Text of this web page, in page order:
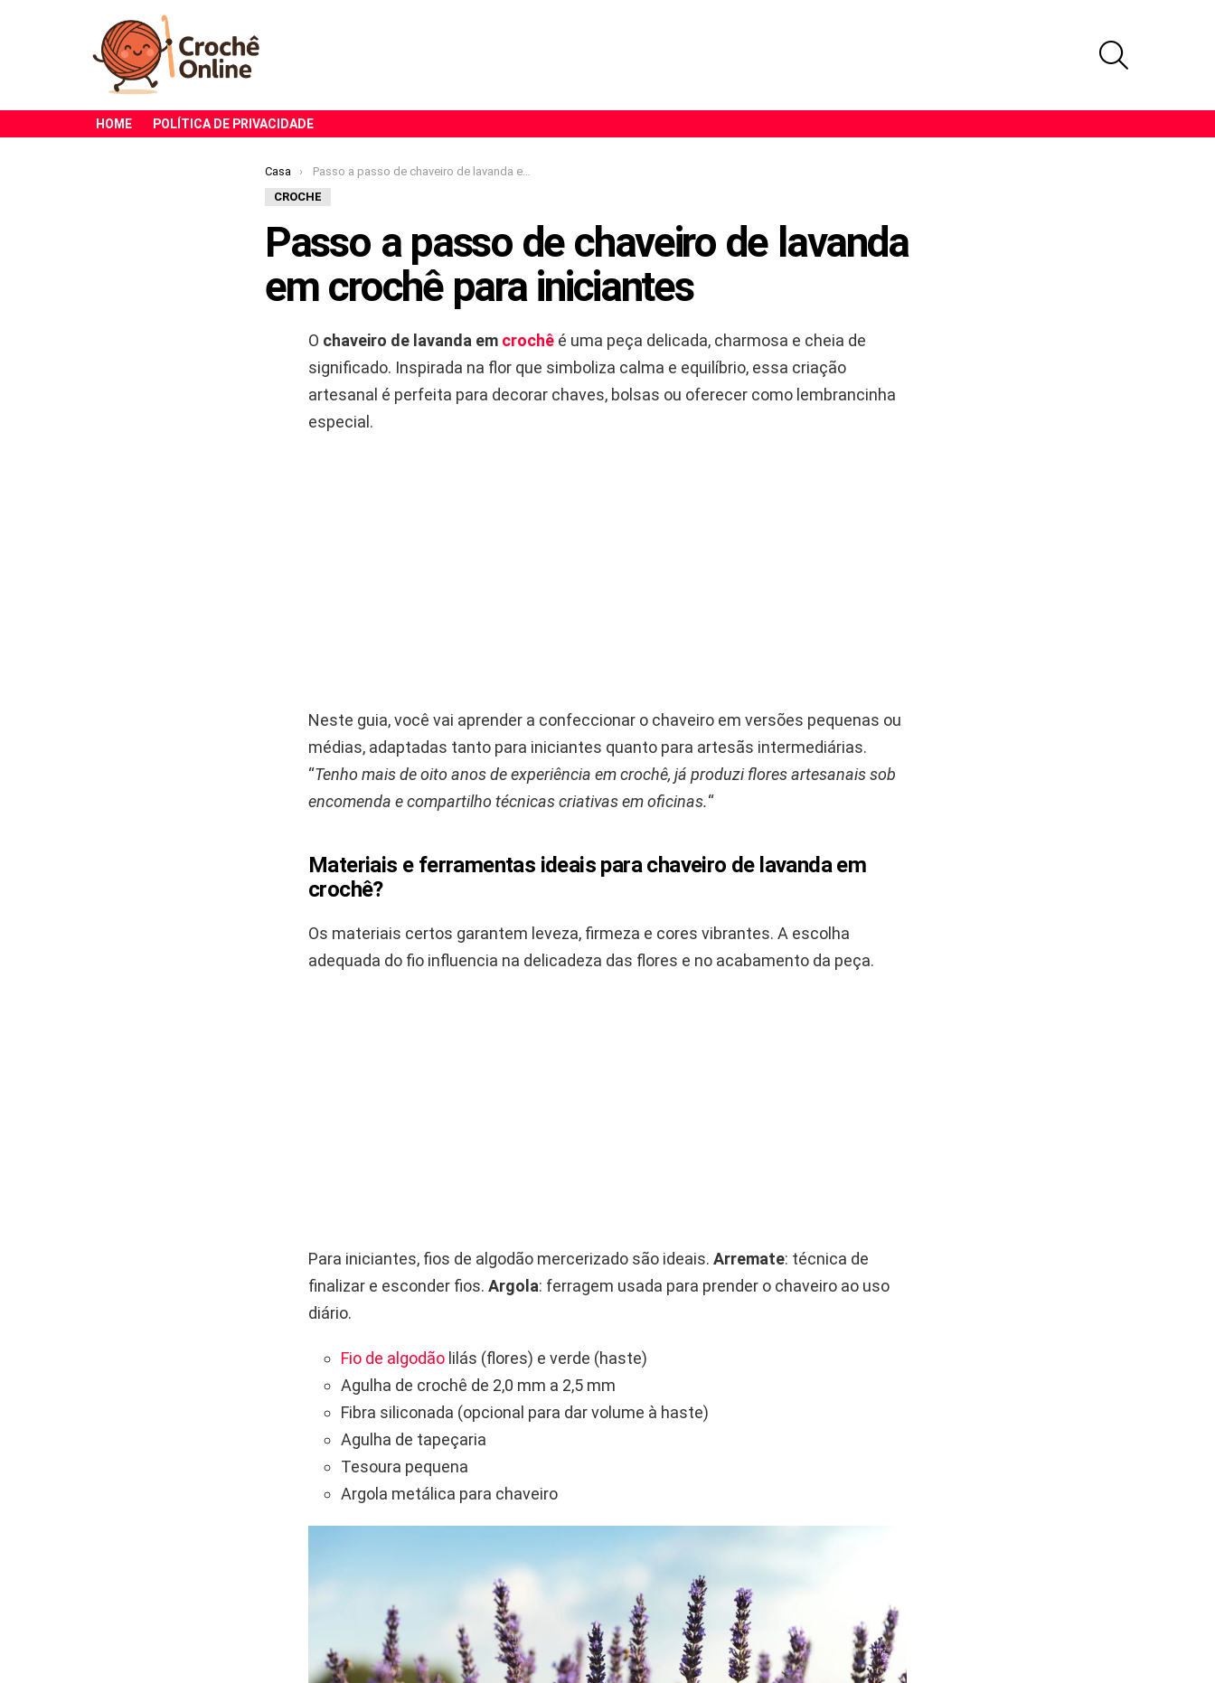
HOME POLÍTICA DE PRIVACIDADE
Você está aqui:
Casa
Passo a passo de chaveiro de lavanda em crochê para iniciantes
CROCHE
Passo a passo de chaveiro de lavanda
em crochê para iniciantes
O chaveiro de lavanda em crochê é uma peça delicada, charmosa e cheia de
significado. Inspirada na flor que simboliza calma e equilíbrio, essa criação
artesanal é perfeita para decorar chaves, bolsas ou oferecer como lembrancinha
especial.
Neste guia, você vai aprender a confeccionar o chaveiro em versões pequenas ou
médias, adaptadas tanto para iniciantes quanto para artesãs intermediárias.
“Tenho mais de oito anos de experiência em crochê, já produzi flores artesanais sob
encomenda e compartilho técnicas criativas em oficinas.“
Materiais e ferramentas ideais para chaveiro de lavanda em
crochê?
Os materiais certos garantem leveza, firmeza e cores vibrantes. A escolha
adequada do fio influencia na delicadeza das flores e no acabamento da peça.
Para iniciantes, fios de algodão mercerizado são ideais. Arremate: técnica de
finalizar e esconder fios. Argola: ferragem usada para prender o chaveiro ao uso
diário.
Fio de algodão lilás (flores) e verde (haste)
Agulha de crochê de 2,0 mm a 2,5 mm
Fibra siliconada (opcional para dar volume à haste)
Agulha de tapeçaria
Tesoura pequena
Argola metálica para chaveiro